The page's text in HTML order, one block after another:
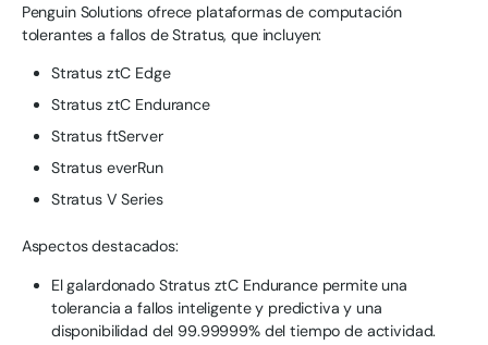
Penguin Solutions ofrece plataformas de computación
tolerantes a fallos de Stratus, que incluyen:
Stratus ztC Edge
Stratus ztC Endurance
Stratus ftServer
Stratus everRun
Stratus V Series
Aspectos destacados:
El galardonado Stratus ztC Endurance permite una
tolerancia a fallos inteligente y predictiva y una
disponibilidad del 99.99999% del tiempo de actividad.